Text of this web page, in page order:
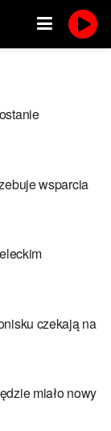
wsparcia
czekają na
miało nowy